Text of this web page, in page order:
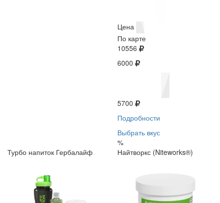
Цена
По карте
10556
6000
5700
Подробности
Выбрать вкус
%
Турбо напиток Гербалайф
Найтворкс (Niteworks®)